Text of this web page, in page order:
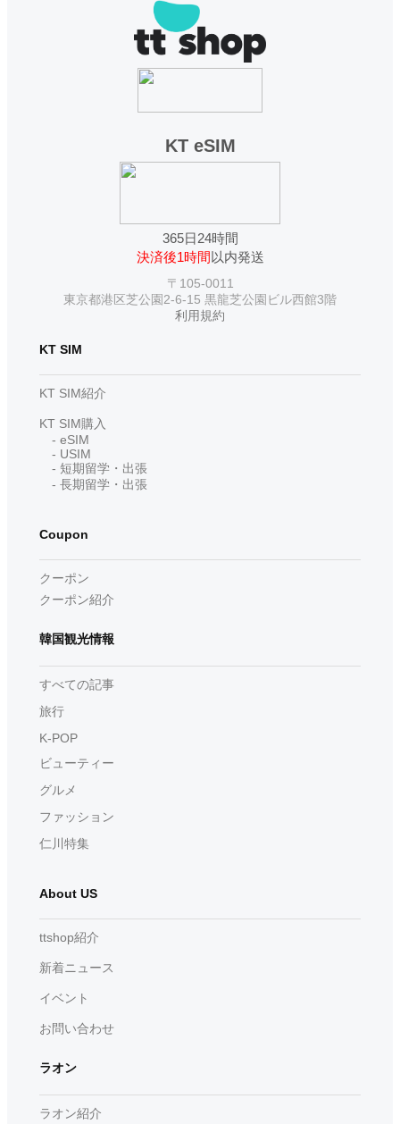
KT eSIM
365日24時間
決済後1時間以内発送
〒105-0011
東京都港区芝公園2-6-15 黒龍芝公園ビル西館3階
利用規約
KT SIM
KT SIM紹介
KT SIM購入
- eSIM
- USIM
- 短期留学・出張
- 長期留学・出張
Coupon
クーポン
クーポン紹介
韓国観光情報
すべての記事
旅行
K-POP
ビューティー
グルメ
ファッション
仁川特集
About US
ttshop紹介
新着ニュース
イベント
お問い合わせ
ラオン
ラオン紹介